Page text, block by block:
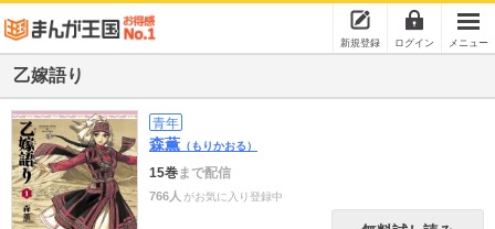
新規登録 ログイン メニュー
乙嫁語り
青年
森薫 （もりかおる）
15巻まで配信
766人 がお気に入り登録中